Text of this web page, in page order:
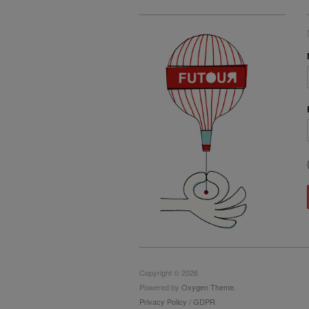
Copyright © 2026
Powered by Oxygen Theme
Privacy Policy / GDPR